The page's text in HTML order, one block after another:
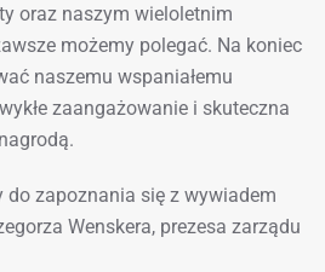
oraz naszym wieloletnim
możemy polegać. Na koniec
naszemu wspaniałemu
zaangażowanie i skuteczna
do zapoznania się z wywiadem
Wenskera, prezesa zarządu